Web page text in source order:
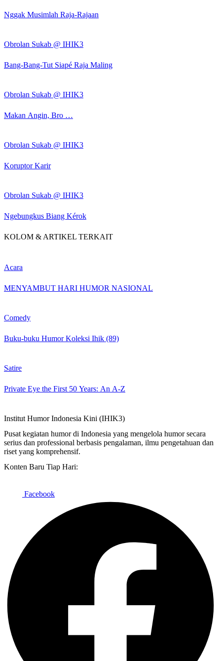
Nggak Musimlah Raja-Rajaan
Obrolan Sukab @ IHIK3
Bang-Bang-Tut Siapé Raja Maling
Obrolan Sukab @ IHIK3
Makan Angin, Bro …
Obrolan Sukab @ IHIK3
Koruptor Karir
Obrolan Sukab @ IHIK3
Ngebungkus Biang Kérok
KOLOM & ARTIKEL TERKAIT
Acara
MENYAMBUT HARI HUMOR NASIONAL
Comedy
Buku-buku Humor Koleksi Ihik (89)
Satire
Private Eye the First 50 Years: An A-Z
Institut Humor Indonesia Kini (IHIK3)
Pusat kegiatan humor di Indonesia yang mengelola humor secara
serius dan professional berbasis pengalaman, ilmu pengetahuan dan
riset yang komprehensif.
Konten Baru Tiap Hari:
Facebook